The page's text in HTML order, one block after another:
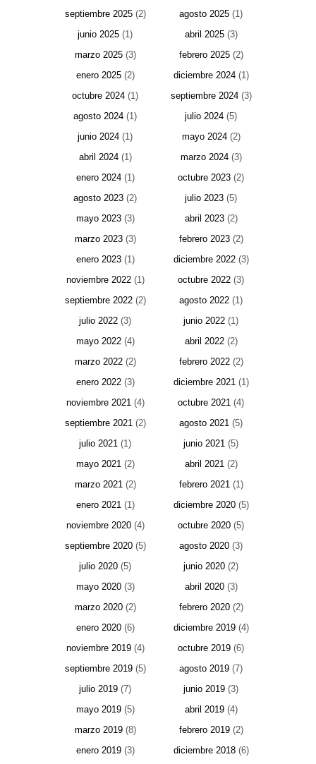
septiembre 2025(2) agosto 2025 (1)
junio 2025 (1) abril 2025(3)
marzo 2025(3) febrero 2025(2)
enero 2025(2) diciembre 2024(1)
octubre 2024 (1) septiembre 2024(3)
agosto 2024 (1) julio 2024 (5)
junio 2024 (1) mayo 2024(2)
abril 2024(1) marzo 2024(3)
enero 2024(1) octubre 2023 (2)
agosto 2023 (2) julio 2023 (5)
mayo 2023(3) abril 2023(2)
marzo 2023(3) febrero 2023(2)
enero 2023(1) diciembre 2022(3)
noviembre 2022(1) octubre 2022 (3)
septiembre 2022(2) agosto 2022 (1)
julio 2022 (3) junio 2022 (1)
mayo 2022(4) abril 2022(2)
marzo 2022(2) febrero 2022(2)
enero 2022(3) diciembre 2021(1)
noviembre 2021(4) octubre 2021 (4)
septiembre 2021(2) agosto 2021 (5)
julio 2021 (1) junio 2021 (5)
mayo 2021(2) abril 2021(2)
marzo 2021(2) febrero 2021(1)
enero 2021(1) diciembre 2020(5)
noviembre 2020(4) octubre 2020 (5)
septiembre 2020(5) agosto 2020 (3)
julio 2020 (5) junio 2020 (2)
mayo 2020(3) abril 2020(3)
marzo 2020(2) febrero 2020(2)
enero 2020(6) diciembre 2019(4)
noviembre 2019(4) octubre 2019 (6)
septiembre 2019(5) agosto 2019 (7)
julio 2019 (7) junio 2019 (3)
mayo 2019(5) abril 2019(4)
marzo 2019(8) febrero 2019(2)
enero 2019(3) diciembre 2018(6)